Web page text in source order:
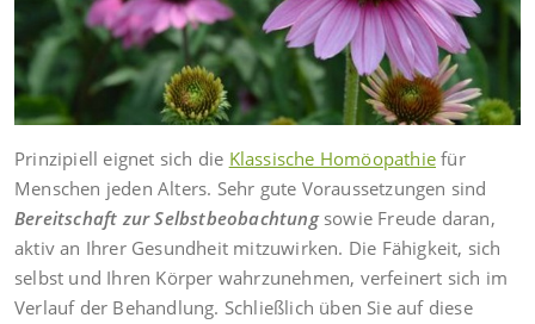
Prinzipiell eignet sich die Klassische Homöopathie für
Menschen jeden Alters. Sehr gute Voraussetzungen sind
Bereitschaft zur Selbstbeobachtungsowie Freude daran,
aktiv an Ihrer Gesundheit mitzuwirken. Die Fähigkeit, sich
selbst und Ihren Körper wahrzunehmen, verfeinert sich im
Verlauf der Behandlung. Schließlich üben Sie auf diese